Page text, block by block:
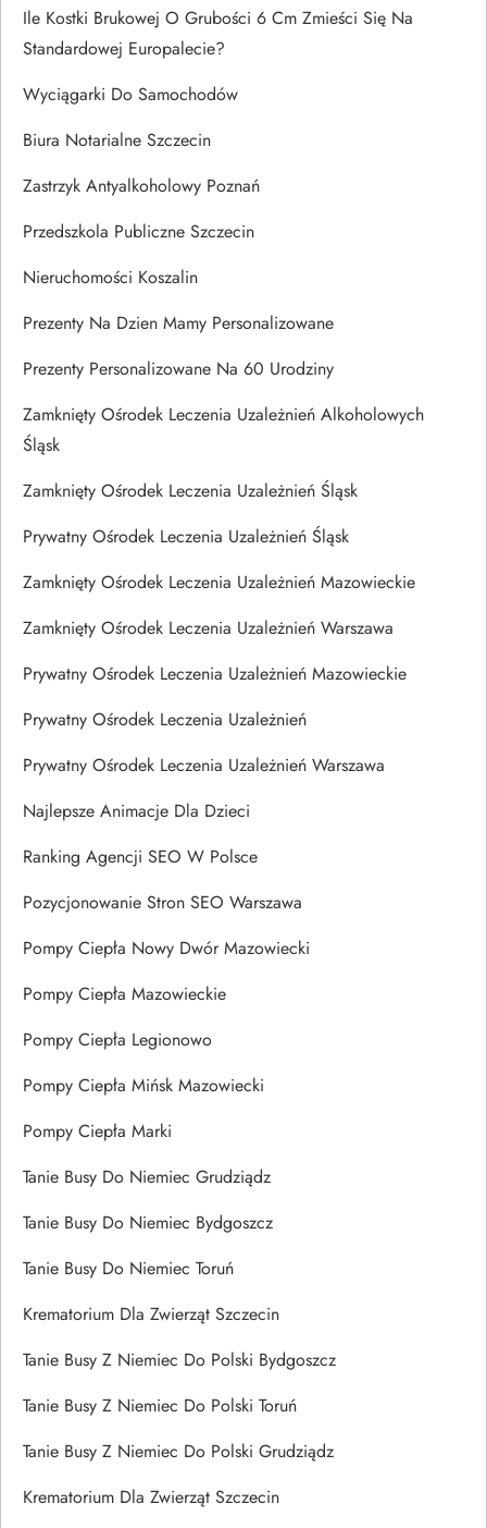
Ile Kostki Brukowej O Grubości 6 Cm Zmieści Się Na
Standardowej Europalecie?
Wyciągarki Do Samochodów
Biura Notarialne Szczecin
Zastrzyk Antyalkoholowy Poznań
Przedszkola Publiczne Szczecin
Nieruchomości Koszalin
Prezenty Na Dzien Mamy Personalizowane
Prezenty Personalizowane Na 60 Urodziny
Zamknięty Ośrodek Leczenia Uzależnień Alkoholowych
Śląsk
Zamknięty Ośrodek Leczenia Uzależnień Śląsk
Prywatny Ośrodek Leczenia Uzależnień Śląsk
Zamknięty Ośrodek Leczenia Uzależnień Mazowieckie
Zamknięty Ośrodek Leczenia Uzależnień Warszawa
Prywatny Ośrodek Leczenia Uzależnień Mazowieckie
Prywatny Ośrodek Leczenia Uzależnień
Prywatny Ośrodek Leczenia Uzależnień Warszawa
Najlepsze Animacje Dla Dzieci
Ranking Agencji SEO W Polsce
Pozycjonowanie Stron SEO Warszawa
Pompy Ciepła Nowy Dwór Mazowiecki
Pompy Ciepła Mazowieckie
Pompy Ciepła Legionowo
Pompy Ciepła Mińsk Mazowiecki
Pompy Ciepła Marki
Tanie Busy Do Niemiec Grudziądz
Tanie Busy Do Niemiec Bydgoszcz
Tanie Busy Do Niemiec Toruń
Krematorium Dla Zwierząt Szczecin
Tanie Busy Z Niemiec Do Polski Bydgoszcz
Tanie Busy Z Niemiec Do Polski Toruń
Tanie Busy Z Niemiec Do Polski Grudziądz
Krematorium Dla Zwierząt Szczecin